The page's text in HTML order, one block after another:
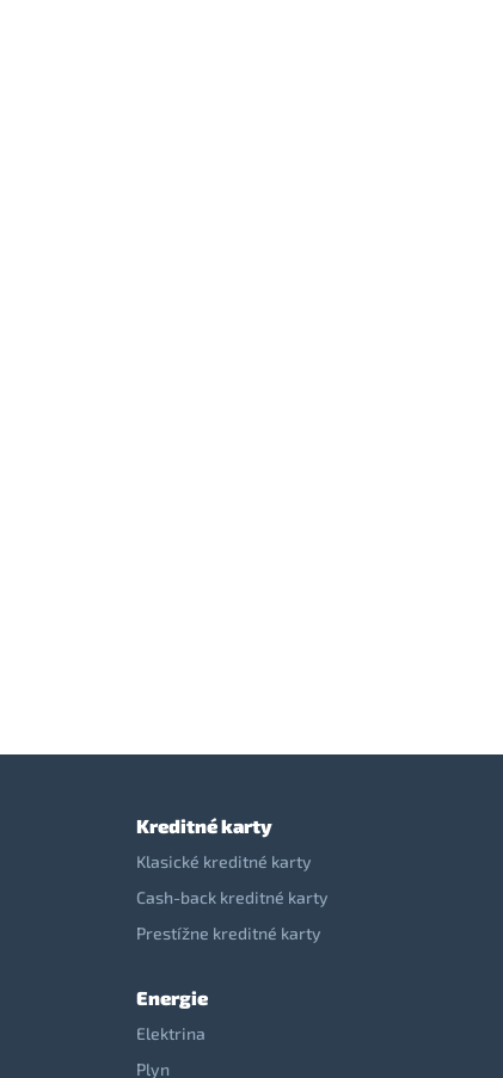
Kreditné karty
Klasické kreditné karty
Cash-back kreditné karty
Prestížne kreditné karty
Energie
Elektrina
Plyn